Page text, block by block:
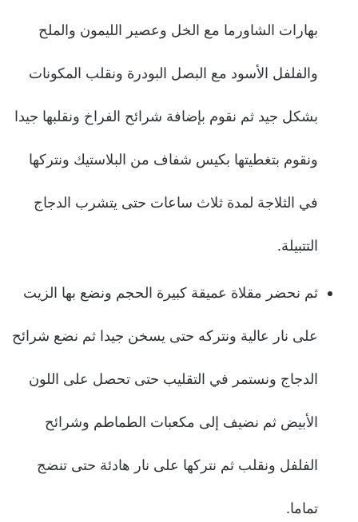
بهارات الشاورما مع الخل وعصير الليمون والملح
والفلفل الأسود مع البصل البودرة ونقلب المكونات
بشكل جيد ثم نقوم بإضافة شرائح الفراخ ونقلبها جيدا
ونقوم بتغطيتها بكيس شفاف من البلاستيك ونتركها
في الثلاجة لمدة ثلاث ساعات حتى يتشرب الدجاج
التتبيلة.
ثم نحضر مقلاة عميقة كبيرة الحجم ونضع بها الزيت
على نار عالية ونتركه حتى يسخن جيدا ثم نضع شرائح
الدجاج ونستمر في التقليب حتى تحصل على اللون
الأبيض ثم نضيف إلى مكعبات الطماطم وشرائح
الفلفل ونقلب ثم نتركها على نار هادئة حتى تنضج
تماما.